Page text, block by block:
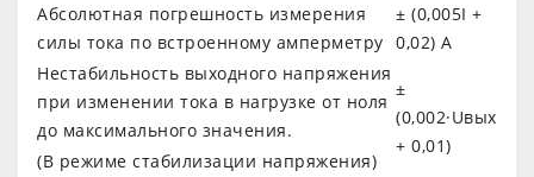
Абсолютная погрешность измерения
силы тока по встроенному амперметру
± (0,005I +
0,02) А
Нестабильность выходного напряжения
при изменении тока в нагрузке от ноля
до максимального значения.
±
(0,002·Uвых
+ 0,01)
(В режиме стабилизации напряжения)